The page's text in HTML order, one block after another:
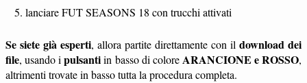
lanciare FUT SEASONS 18 con trucchi attivati
Se siete già esperti, allora partite direttamente con il download dei
file, usando ipulsantiin basso di coloreARANCIONE e ROSSO,
altrimenti trovate in basso tutta la procedura completa.